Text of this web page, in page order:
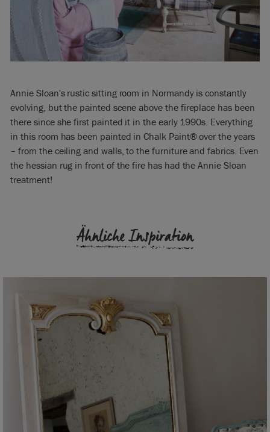
Annie Sloan's rustic sitting room in Normandy is constantly
evolving, but the painted scene above the fireplace has been
there since she first painted it in the early 1990s. Everything
in this room has been painted in Chalk Paint® over the years
– from the ceiling and walls, to the furniture and fabrics. Even
the hessian rug in front of the fire has had the Annie Sloan
treatment!
Ähnliche Inspiration